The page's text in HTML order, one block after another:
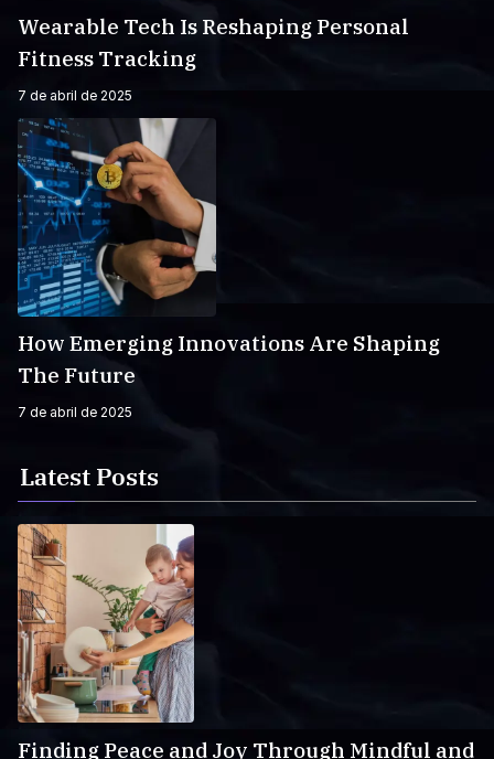
Wearable Tech Is Reshaping Personal
Fitness Tracking
7 de abril de 2025
How Emerging Innovations Are Shaping
The Future
7 de abril de 2025
Latest Posts
Finding Peace and Joy Through Mindful and